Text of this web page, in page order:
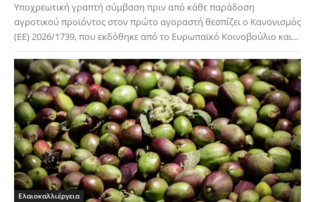
Υποχρεωτική γραπτή σύμβαση πριν από κάθε παράδοση
αγροτικού προϊόντος στον πρώτο αγοραστή θεσπίζει ο Κανονισμός
(ΕΕ) 2026/1739, που εκδόθηκε από το Ευρωπαϊκό Κοινοβούλιο και...
Ελαιοκαλλιέργεια